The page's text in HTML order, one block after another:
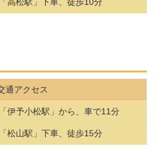
高松駅」下車、徒歩10分
通アクセス
伊予小松駅」から、車で11分
松山駅」下車、徒歩15分